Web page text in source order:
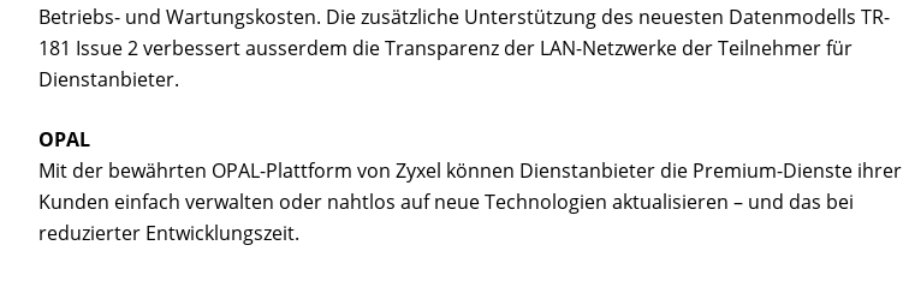
Betriebs- und Wartungskosten. Die zusätzliche Unterstützung des neuesten Datenmodells TR-
181 Issue 2 verbessert ausserdem die Transparenz der LAN-Netzwerke der Teilnehmer für
Dienstanbieter.
OPAL
Mit der bewährten OPAL-Plattform von Zyxel können Dienstanbieter die Premium-Dienste ihrer
Kunden einfach verwalten oder nahtlos auf neue Technologien aktualisieren – und das bei
reduzierter Entwicklungszeit.